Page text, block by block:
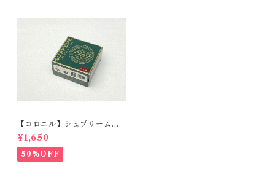
【コロニル】シュプリームク
リームDX バーガンディ
¥1,650
50%OFF